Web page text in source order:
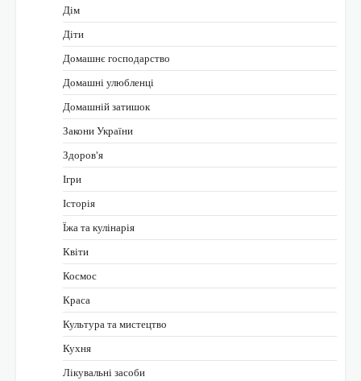
Дім
Діти
Домашнє господарство
Домашні улюбленці
Домашній затишок
Закони України
Здоров'я
Ігри
Історія
Їжа та кулінарія
Квіти
Космос
Краса
Культура та мистецтво
Кухня
Лікувальні засоби